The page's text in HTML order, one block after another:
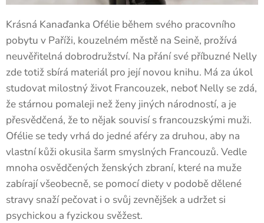
Krásná Kanaďanka Ofélie během svého pracovního
pobytu v Paříži, kouzelném městě na Seině, prožívá
neuvěřitelná dobrodružství. Na přání své příbuzné Nelly
zde totiž sbírá materiál pro její novou knihu. Má za úkol
studovat milostný život Francouzek, neboť Nelly se zdá,
že stárnou pomaleji než ženy jiných národností, a je
přesvědčená, že to nějak souvisí s francouzskými muži.
Ofélie se tedy vrhá do jedné aféry za druhou, aby na
vlastní kůži okusila šarm smyslných Francouzů. Vedle
mnoha osvědčených ženských zbraní, které na muže
zabírají všeobecně, se pomocí diety v podobě dělené
stravy snaží pečovat i o svůj zevnějšek a udržet si
psychickou a fyzickou svěžest.